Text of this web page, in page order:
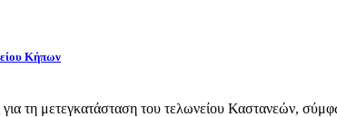
Κήπων
τη μετεγκατάσταση του τελωνείου Καστανεών,